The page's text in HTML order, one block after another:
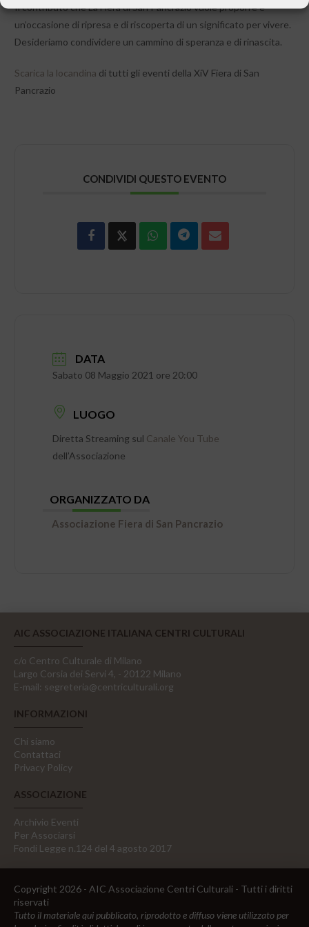
Il contributo che La Fiera di San Pancrazio vuole proporre è
un’occasione di ripresa e di riscoperta di un significato per vivere.
Desideriamo condividere un cammino di speranza e di rinascita.
Scarica la locandina di tutti gli eventi della XiV Fiera di San
Pancrazio
CONDIVIDI QUESTO EVENTO
DATA
Sabato 08 Maggio 2021 ore 20:00
LUOGO
Diretta Streaming sul Canale You Tube
dell’Associazione
ORGANIZZATO DA
Associazione Fiera di San Pancrazio
AIC ASSOCIAZIONE ITALIANA CENTRI CULTURALI
c/o Centro Culturale di Milano
Largo Corsia dei Servi 4, - 20122 Milano
E-mail: segreteria@centriculturali.org
INFORMAZIONI
Chi siamo
Contattaci
Privacy Policy
ASSOCIAZIONE
Archivio Eventi
Per Associarsi
Fondi Legge n.124 del 4 agosto 2017
Copyright 2026 - AIC Associazione Centri Culturali - Tutti i diritti
riservati
Tutto il materiale qui pubblicato, riprodotto e diffuso viene utilizzato per